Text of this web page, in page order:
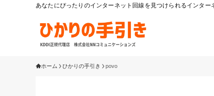
あなたにぴったりのインターネット回線を見つけられるインター
ホーム ひかりの手引き povo